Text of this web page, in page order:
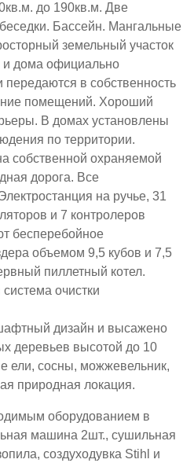
до 190кв.м. Две
Бассейн. Мангальные
земельный участок
и дома официально
в собственность
помещений. Хороший
В домах установлены
по территории.
собственной охраняемой
дорога. Все
на ручье, 31
и 7 контролеров
бесперебойное
объемом 9,5 кубов и 7,5
пиллетный котел.
очистки
дизайн и высажено
деревьев высотой до 10
ели, сосны, можжевельник,
природная локация.
оборудованием в
машина 2шт., сушильная
создуходувка Stihl и